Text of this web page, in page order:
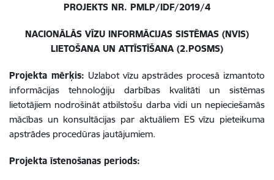
PROJEKTS NR. PMLP/IDF/2019/4
NACIONĀLĀS VĪZU INFORMĀCIJAS SISTĒMAS (NVIS)
LIETOŠANA UN ATTĪSTĪŠANA (2.POSMS)
Projekta mērķis: Uzlabot vīzu apstrādes procesā izmantoto
informācijas tehnoloģiju darbības kvalitāti un sistēmas
lietotājiem nodrošināt atbilstošu darba vidi un nepieciešamās
mācības un konsultācijas par aktuāliem ES vīzu pieteikuma
apstrādes procedūras jautājumiem.
Projekta īstenošanas periods: